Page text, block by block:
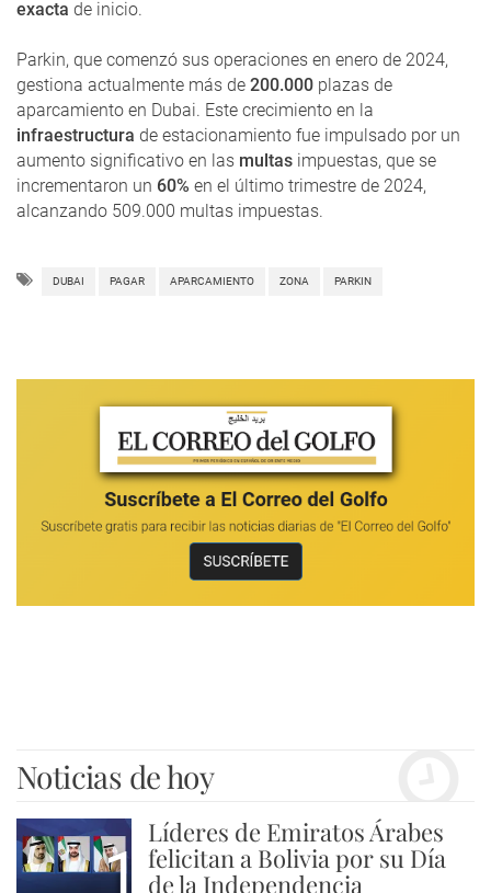
exacta de inicio.
Parkin, que comenzó sus operaciones en enero de 2024,
gestiona actualmente más de 200.000 plazas de
aparcamiento en Dubai. Este crecimiento en la
infraestructura de estacionamiento fue impulsado por un
aumento significativo en las multas impuestas, que se
incrementaron un 60% en el último trimestre de 2024,
alcanzando 509.000 multas impuestas.
DUBAI PAGAR APARCAMIENTO ZONA PARKIN
Noticias de hoy
1
Líderes de Emiratos Árabes
felicitan a Bolivia por su Día
de la Independencia